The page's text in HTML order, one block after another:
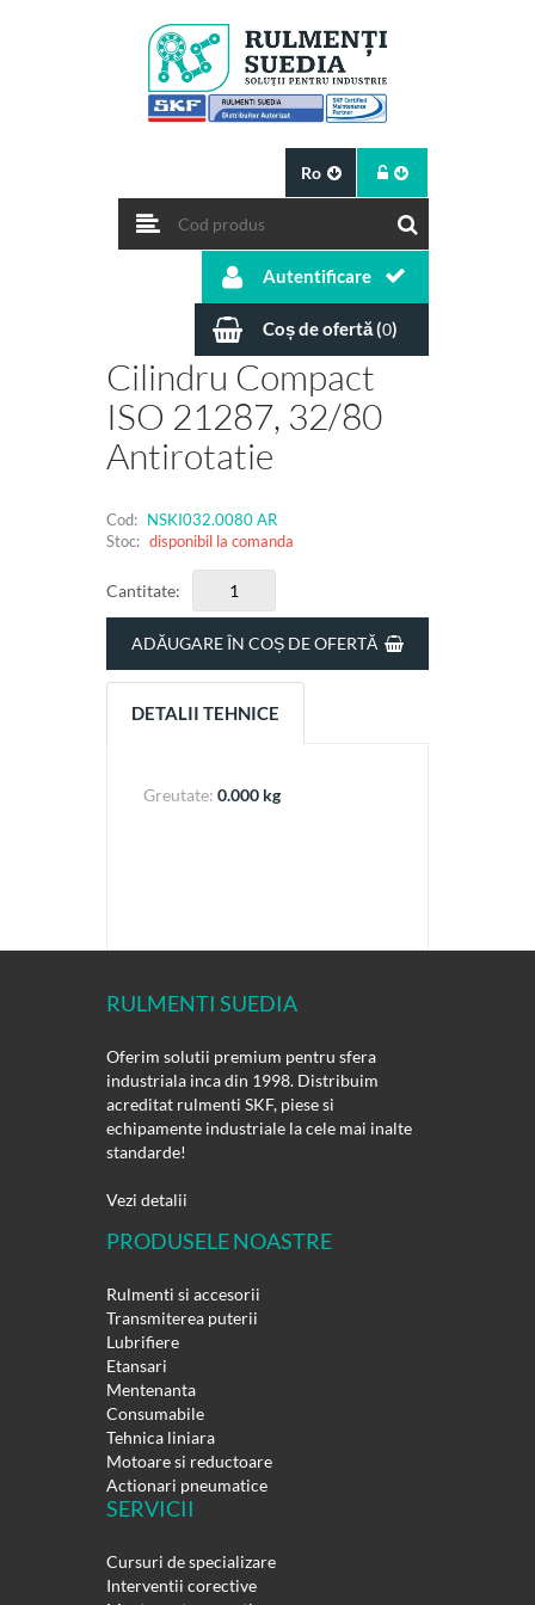
Ro
Autentificare
Coș de ofertă (0)
Cilindru Compact
ISO 21287, 32/80
Antirotatie
Cod: NSKI032.0080 AR
Stoc: disponibil la comanda
Cantitate:
DETALII TEHNICE
Greutate: 0.000 kg
RULMENTI SUEDIA
Oferim solutii premium pentru sfera
industriala inca din 1998. Distribuim
acreditat rulmenti SKF, piese si
echipamente industriale la cele mai inalte
standarde!
Vezi detalii
PRODUSELE NOASTRE
Rulmenti si accesorii
Transmiterea puterii
Lubrifiere
Etansari
Mentenanta
Consumabile
Tehnica liniara
Motoare si reductoare
Actionari pneumatice
SERVICII
Cursuri de specializare
Interventii corective